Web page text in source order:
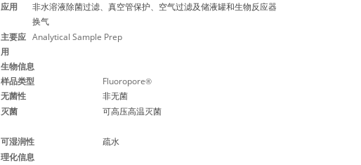
应用
非水溶液除菌过滤、真空管保护、空气过滤及储液罐和生物反应器
换气
主要应
用
Analytical Sample Prep
生物信息
样品类型
Fluoropore®
无菌性 非无菌
灭菌 可高压高温灭菌
可湿润性 疏水
理化信息